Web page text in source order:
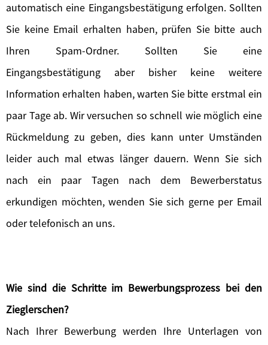
automatisch eine Eingangsbestätigung erfolgen. Sollten
Sie keine Email erhalten haben, prüfen Sie bitte auch
Ihren Spam-Ordner. Sollten Sie eine
Eingangsbestätigung aber bisher keine weitere
Information erhalten haben, warten Sie bitte erstmal ein
paar Tage ab. Wir versuchen so schnell wie möglich eine
Rückmeldung zu geben, dies kann unter Umständen
leider auch mal etwas länger dauern. Wenn Sie sich
nach ein paar Tagen nach dem Bewerberstatus
erkundigen möchten, wenden Sie sich gerne per Email
oder telefonisch an uns.
Wie sind die Schritte im Bewerbungsprozess bei den
Zieglerschen?
Nach Ihrer Bewerbung werden Ihre Unterlagen von